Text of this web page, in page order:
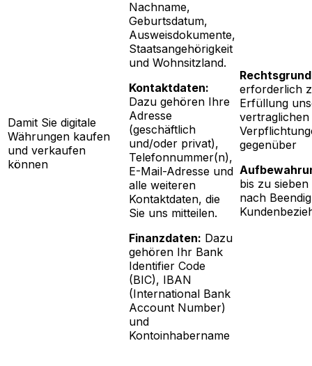
Damit Sie digitale
Währungen kaufen
und verkaufen
können
Nachname,
Geburtsdatum,
Ausweisdokumente,
Staatsangehörigkeit
und Wohnsitzland.
Kontaktdaten:
Dazu gehören Ihre
Adresse
(geschäftlich
und/oder privat),
Telefonnummer(n),
E-Mail-Adresse und
alle weiteren
Kontaktdaten, die
Sie uns mitteilen.
Finanzdaten: Dazu
gehören Ihr Bank
Identifier Code
(BIC), IBAN
(International Bank
Account Number)
und
Kontoinhabername
erforderlich
Erfüllung
vertraglichen
gegenüber
bis zu
nach